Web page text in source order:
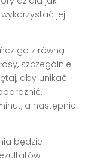
jej
go z równą
szczególnie
aby unikać
a następnie
będzie